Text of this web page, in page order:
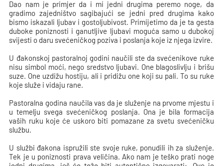
Dao nam je primjer da i mi jedni drugima peremo noge, da
gradimo zajedništvo sagibajući se jedni pred drugima kako
bismo iskazali ljubav i gostoljubivost. Primijetimo da je ta gesta
duboke poniznosti i ganutljive ljubavi moguća samo u dubokoj
svijesti o daru svećeničkog poziva i poslanja koje iz njega izvire.
U đakonskoj pastoralnoj godini naučili ste da svećenikove ruke
nisu simbol moći, nego sredstvo ljubavi. One blagoslivlju i brišu
suze. One uzdižu hostiju, ali i pridižu one koji su pali. To su ruke
koje služe i vidaju rane.
Pastoralna godina naučila vas da je služenje na prvome mjestu i
u temelju svega svećeničkog poslanja. Ona je bila formacija
vaših ruku koje će uskoro biti pomazane za svetu svećeničku
službu.
U službi đakona ispružili ste svoje ruke, ponudili ih za služenje.
Tek je u poniznosti prava veličina. Ako nam je teško prati noge